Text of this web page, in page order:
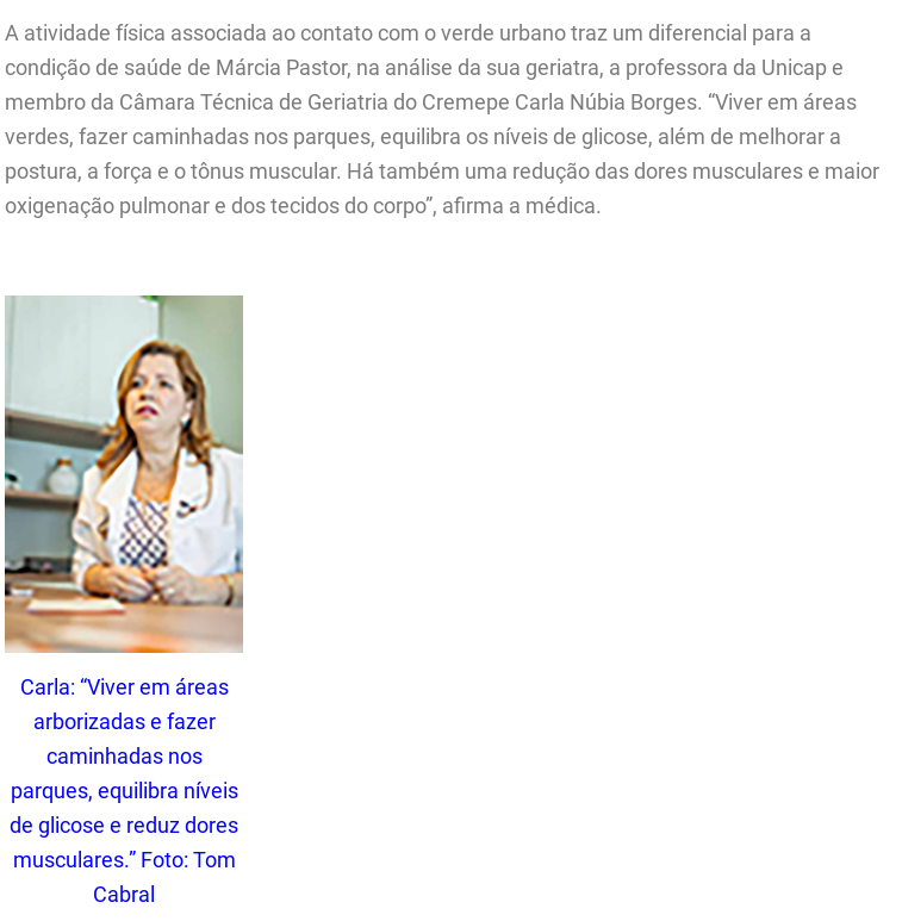
A atividade física associada ao contato com o verde urbano traz um diferencial para a
condição de saúde de Márcia Pastor, na análise da sua geriatra, a professora da Unicap e
membro da Câmara Técnica de Geriatria do Cremepe Carla Núbia Borges. “Viver em áreas
verdes, fazer caminhadas nos parques, equilibra os níveis de glicose, além de melhorar a
postura, a força e o tônus muscular. Há também uma redução das dores musculares e maior
oxigenação pulmonar e dos tecidos do corpo”, afirma a médica.
Carla: “Viver em áreas
arborizadas e fazer
caminhadas nos
parques, equilibra níveis
de glicose e reduz dores
musculares.” Foto: Tom
Cabral